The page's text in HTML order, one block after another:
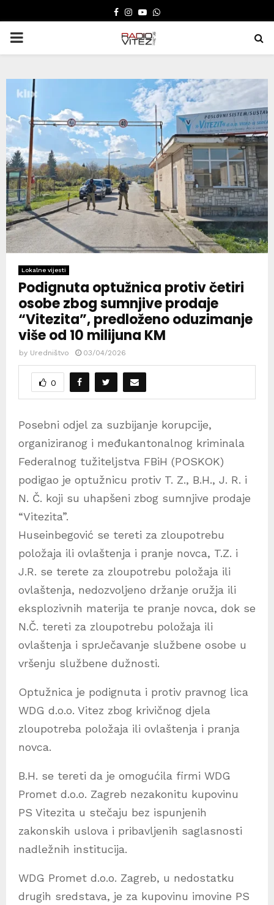
FACEBOOK
INSTAGRAM
YOUTUBE
WHATSAPP
PRIMARY
Lokalne vijesti
Podignuta optužnica protiv četiri
osobe zbog sumnjive prodaje
“Vitezita”, predloženo oduzimanje
više od 10 milijuna KM
by Uredništvo 03/04/2026
0
Posebni odjel za suzbijanje korupcije,
organiziranog i međukantonalnog kriminala
Federalnog tužiteljstva FBiH (POSKOK)
podigao je optužnicu protiv T. Z., B.H., J. R. i
N. Č. koji su uhapšeni zbog sumnjive prodaje
“Vitezita”.
Huseinbegović se tereti za zloupotrebu
položaja ili ovlaštenja i pranje novca, T.Z. i
J.R. se terete za zloupotrebu položaja ili
ovlaštenja, nedozvoljeno držanje oružja ili
eksplozivnih materija te pranje novca, dok se
N.Č. tereti za zloupotrebu položaja ili
ovlaštenja i sprJečavanje službene osobe u
vršenju službene dužnosti.
Optužnica je podignuta i protiv pravnog lica
WDG d.o.o. Vitez zbog krivičnog djela
zloupotreba položaja ili ovlaštenja i pranja
novca.
B.H. se tereti da je omogućila firmi WDG
Promet d.o.o. Zagreb nezakonitu kupovinu
PS Vitezita u stečaju bez ispunjenih
zakonskih uslova i pribavljenih saglasnosti
nadležnih institucija.
WDG Promet d.o.o. Zagreb, u nedostatku
drugih sredstava, je za kupovinu imovine PS